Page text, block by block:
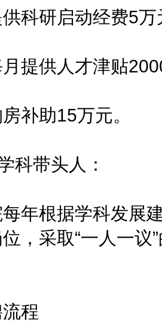
研启动经费5万
供人才津贴2000
助15万元。
带头人：
根据学科发展建
，采取“一人一议
程